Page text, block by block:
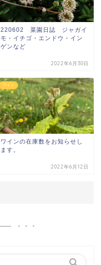
220602 菜園日誌 ジャガイ
モ・イチゴ・エンドウ・イン
ゲンなど
2022年6月30日
ワイン
ワインの在庫数をお知らせし
ます。
2022年6月12日